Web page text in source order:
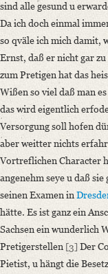
sind alle gesund u
Da ich doch einmal
so qväle ich mich damit,
Ernst, daß er nicht gar
zum Pretigen hat das
Wißen so viel daß man
das wird eigentlich
Versorgung soll hofen
aber weitter nichts
Vortreflichen Character
angenehm seye u daß
seinen Examen in
hätte. Es ist ganz ein
Sachsen ein wunderlich
Pretigerstellen [3]Der
Pietist, u hängt die